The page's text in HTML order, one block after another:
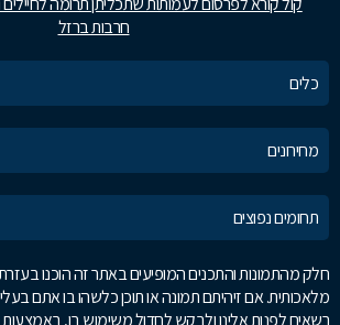
חרבות ברזל
כלים
מחירונים
תחומים נפוצים
חלק מהתמונות והתכנים המופיעים באתר זה הוכנו
מלאכותית. אם זיהיתם תמונה או תוכן כלשהו בו אתם בעלי
רשאים לפנות אלינו ולבקש לחדול משימוש בו,